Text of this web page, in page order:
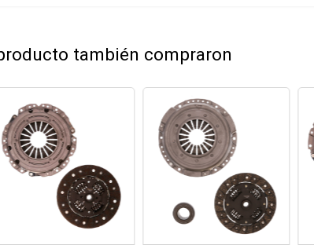
también compraron